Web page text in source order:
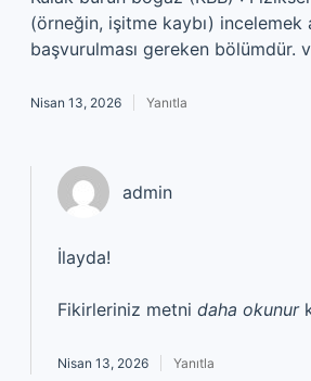
(örneğin, işitme kaybı) incelemek
başvurulması gereken bölümdür.
Nisan 13, 2026 Yanıtla
admin
İlayda!
Fikirleriniz metni daha okunur
Nisan 13, 2026 Yanıtla